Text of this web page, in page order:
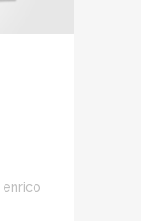
enrico